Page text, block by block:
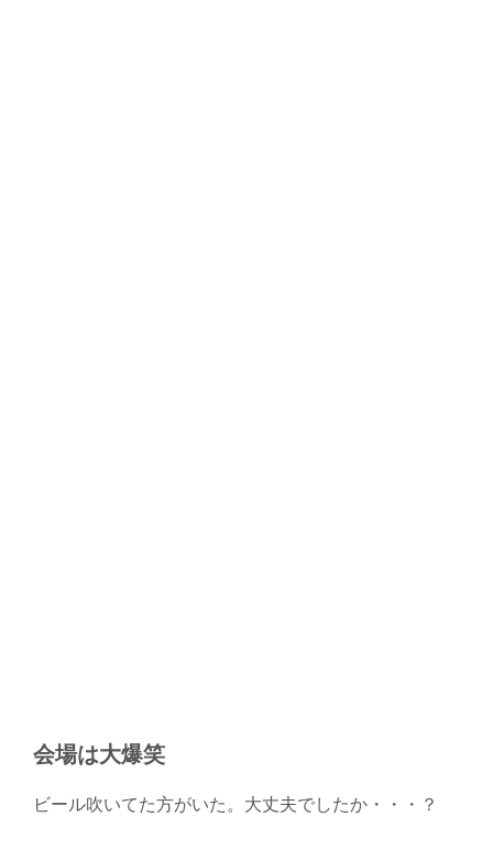
会場は大爆笑
ビール吹いてた方がいた。大丈夫でしたか・・・？